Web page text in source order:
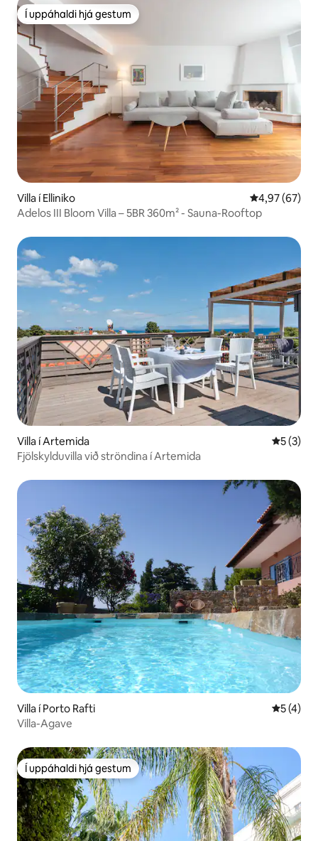
Í uppáhaldi hjá gestum
Í uppáhaldi hjá gestum
Villa í Elliniko 4,97 af 5 í
4,97 (67)
Adelos III Bloom Villa – 5BR 360m² - Sauna-Rooftop
Villa í Artemida 5 af 5 í
5 (3)
Fjölskylduvilla við ströndina í Artemida
Villa í Porto Rafti 5 af 5 í
5 (4)
Villa-Agave
Í uppáhaldi hjá gestum
Í uppáhaldi hjá gestum